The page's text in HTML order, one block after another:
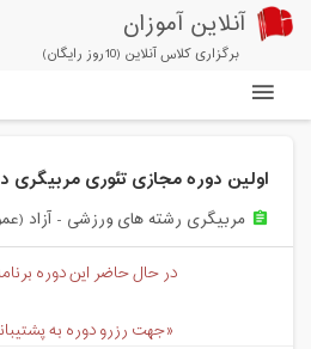
آنلاین آموزان
برگزاری کلاس آنلاین (10روز رایگان)
آزمون های
خرید سرویس کلاس
پیشنهادهای
اولین دوره مجازی تئوری مربیگری
assignment مربیگری رشته های ورزشی - آزاد
در حال حاضر این دوره
«جهت رزرو دوره به